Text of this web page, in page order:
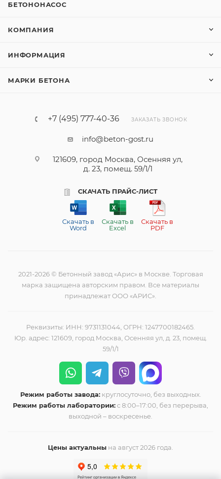
БЕТОНОНАСОС
КОМПАНИЯ
ИНФОРМАЦИЯ
МАРКИ БЕТОНА
+7 (495) 777-40-36 ЗАКАЗАТЬ ЗВОНОК
info@beton-gost.ru
121609, город Москва, Осенняя ул,
д. 23, помещ. 59/1/1
СКАЧАТЬ ПРАЙС-ЛИСТ
Скачать в
Word
Скачать в
Excel
Скачать в
PDF
2021-2026 © Бетонный завод «Арис» в Москве. Торговая
марка защищена авторским правом. Все материалы
принадлежат ООО «АРИС».
Реквизиты: ИНН: 9731131044, ОГРН: 1247700182465.
Юр. адрес: 121609, город Москва, Осенняя ул, д. 23, помещ.
59/1/1
Режим работы завода:круглосуточно, без выходных.
Режим работы лаборатории:с 8:00–17:00, без перерыва,
выходной – воскресенье.
Цены актуальны на август 2026 года.